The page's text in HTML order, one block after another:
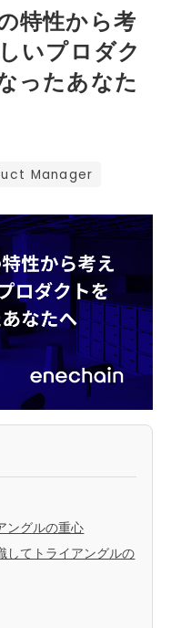
特性から考
いプロダク
ったあなた
Manager
ングルの重心
してトライアングルの